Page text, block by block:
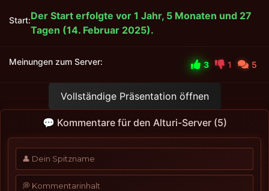
Start:Der Start erfolgte vor 1 Jahr, 5 Monaten und 27
Tagen (14. Februar 2025).
Meinungen zum Server: 3 1 5
Vollständige Präsentation öffnen
💬 Kommentare für den Alturi-Server (5)